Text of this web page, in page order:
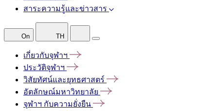
สาระความรู้และข่าวสาร
On TH
เกี่ยวกับจุฬาฯ
ประวัติจุฬาฯ
วิสัยทัศน์และยุทธศาสตร์
อัตลักษณ์มหาวิทยาลัย
จุฬาฯ กับความยั่งยืน